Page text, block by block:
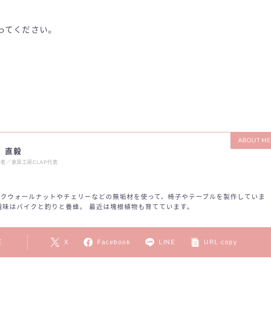
てください。
ABOUT ME
直毅
／家具工房CLAP代表
ウォールナットやチェリーなどの無垢材を使って、椅子やテーブルを製作していま
味はバイクと釣りと養蜂。 最近は塊根植物も育てています。
X Facebook LINE URL copy